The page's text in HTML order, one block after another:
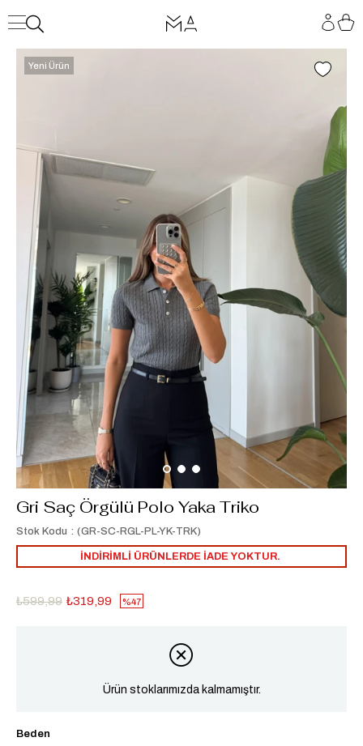
Yeni Ürün
Gri Saç Örgülü Polo Yaka Triko
Stok Kodu (GR-SC-RGL-PL-YK-TRK)
İNDİRİMLİ ÜRÜNLERDE İADE YOKTUR.
₺599,99 ₺319,99 47
Ürün stoklarımızda kalmamıştır.
Beden